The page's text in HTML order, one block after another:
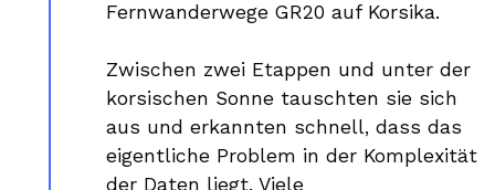
Fernwanderwege GR20 auf Korsika.
Zwischen zwei Etappen und unter der
korsischen Sonne tauschten sie sich
aus und erkannten schnell, dass das
eigentliche Problem in der Komplexität
der Daten liegt. Viele